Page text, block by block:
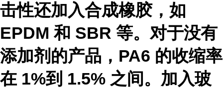
击性还加入合成橡胶，如
EPDM 和 SBR 等。对于没有
添加剂的产品，PA6 的收缩率
在 1%到 1.5% 之间。加入玻